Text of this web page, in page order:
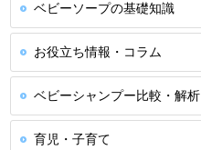
ベビーソープの基礎知識
お役立ち情報・コラム
ベビーシャンプー比較・解析
育児・子育て